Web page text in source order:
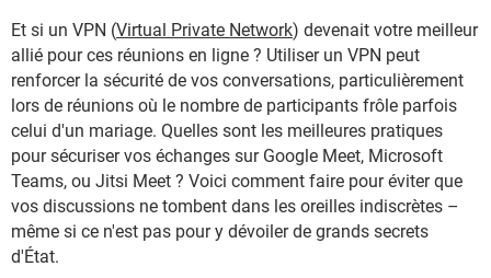
Et si un VPN (Virtual Private Network) devenait votre meilleur
allié pour ces réunions en ligne ? Utiliser un VPN peut
renforcer la sécurité de vos conversations, particulièrement
lors de réunions où le nombre de participants frôle parfois
celui d'un mariage. Quelles sont les meilleures pratiques
pour sécuriser vos échanges sur Google Meet, Microsoft
Teams, ou Jitsi Meet ? Voici comment faire pour éviter que
vos discussions ne tombent dans les oreilles indiscrètes –
même si ce n'est pas pour y dévoiler de grands secrets
d'État.